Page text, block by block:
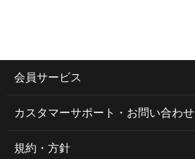
会員サービス
カスタマーサポート・お問い合わせ
規約・方針